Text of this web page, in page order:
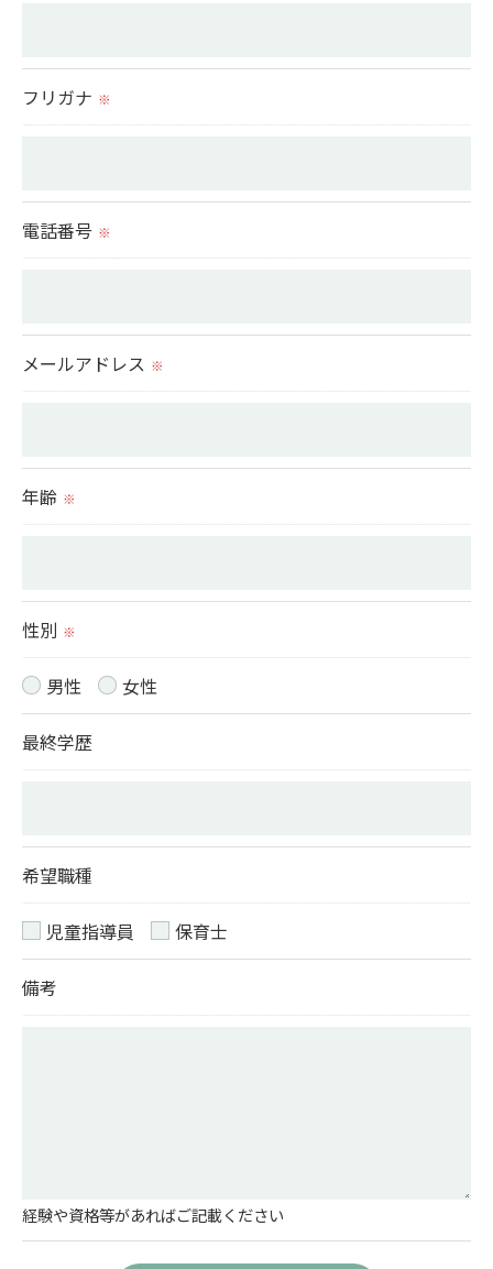
予めご了承ください。
いて＞
当社では、お客様の個人情報の開示･訂正･削除・利
用停止の手続を定めさせて頂いております。
ご本人である事を確認のうえ、対応させて頂きま
す。
個人情報の開示･訂正･削除・利用停止の具体的手続
フリガナ ※
電話番号 ※
メールアドレス ※
年齢 ※
性別 ※
男性 女性
最終学歴
希望職種
児童指導員 保育士
備考
経験や資格等があればご記載ください